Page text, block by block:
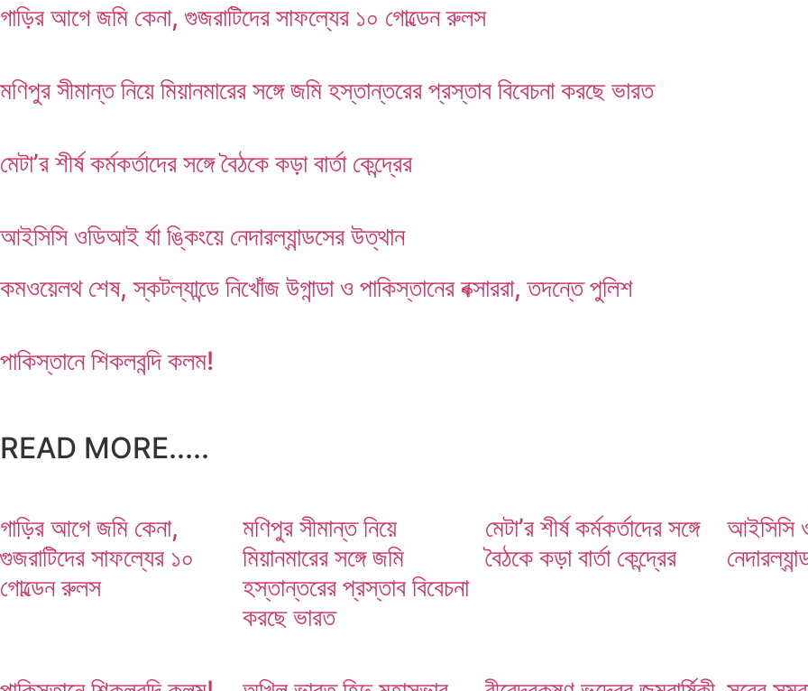
মণিপুর সীমান্ত নিয়ে মিয়ানমারের সঙ্গে জমি হস্তান্তরের প্রস্তাব বিবেচনা করছে ভারত
গাড়ির আগে জমি কেনা, গুজরাটিদের সাফল্যের ১০ গোল্ডেন রুলস
মণিপুর সীমান্ত নিয়ে মিয়ানমারের সঙ্গে জমি হস্তান্তরের প্রস্তাব বিবেচনা করছে ভারত
মেটা’র শীর্ষ কর্মকর্তাদের সঙ্গে বৈঠকে কড়া বার্তা কেন্দ্রের
আইসিসি ওডিআই র্যা ঙ্কিংয়ে নেদারল্যান্ডসের উত্থান
কমওয়েলথ শেষ, স্কটল্যান্ডে নিখোঁজ উগান্ডা ও পাকিস্তানের বক্সাররা, তদন্তে পুলিশ
পাকিস্তানে শিকলবন্দি কলম!
READ MORE.....
গাড়ির আগে জমি কেনা,
গুজরাটিদের সাফল্যের ১০
গোল্ডেন রুলস
মণিপুর সীমান্ত নিয়ে
মিয়ানমারের সঙ্গে জমি
হস্তান্তরের প্রস্তাব বিবেচনা
করছে ভারত
মেটা’র শীর্ষ কর্মকর্তাদের সঙ্গে
বৈঠকে কড়া বার্তা কেন্দ্রের
আইসিসি